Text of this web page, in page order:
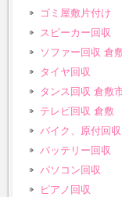
ゴミ屋敷片付け
スピーカー回収
ソファー回収 倉
タイヤ回収
タンス回収 倉敷
テレビ回収 倉敷
バイク、原付回収
バッテリー回収
パソコン回収
ピアノ回収